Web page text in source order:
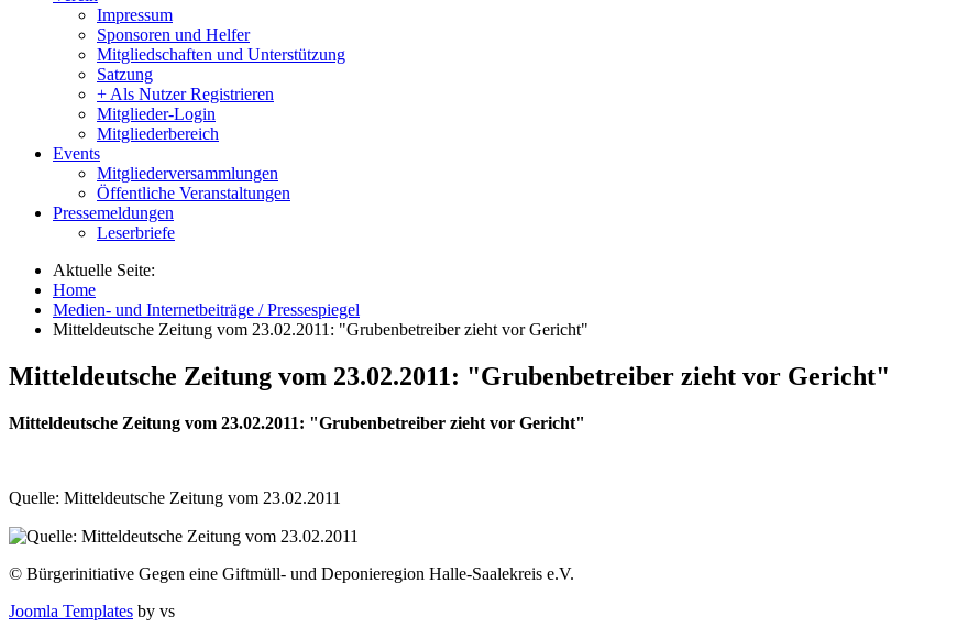
Impressum
Sponsoren und Helfer
Mitgliedschaften und Unterstützung
Satzung
+ Als Nutzer Registrieren
Mitglieder-Login
Mitgliederbereich
Events
Mitgliederversammlungen
Öffentliche Veranstaltungen
Pressemeldungen
Leserbriefe
Aktuelle Seite:
Home
Medien- und Internetbeiträge / Pressespiegel
Mitteldeutsche Zeitung vom 23.02.2011: "Grubenbetreiber zieht vor Gericht"
Mitteldeutsche Zeitung vom 23.02.2011: "Grubenbetreiber zieht vor Gericht"
Mitteldeutsche Zeitung vom 23.02.2011: "Grubenbetreiber zieht vor Gericht"
Quelle: Mitteldeutsche Zeitung vom 23.02.2011
© Bürgerinitiative Gegen eine Giftmüll- und Deponieregion Halle-Saalekreis e.V.
Joomla Templates by vs